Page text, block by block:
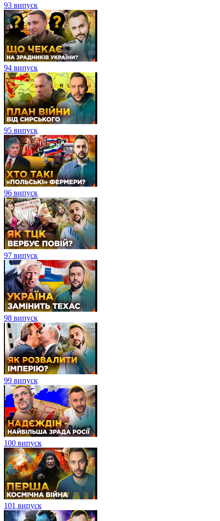
93 випуск
94 випуск
95 випуск
96 випуск
97 випуск
98 випуск
99 випуск
100 випуск
101 випуск